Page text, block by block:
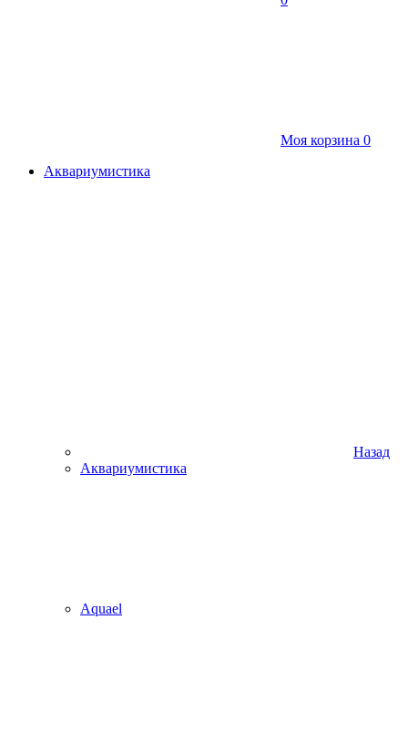
Моя корзина 0
Аквариумистика
Назад
Аквариумистика
Aquael